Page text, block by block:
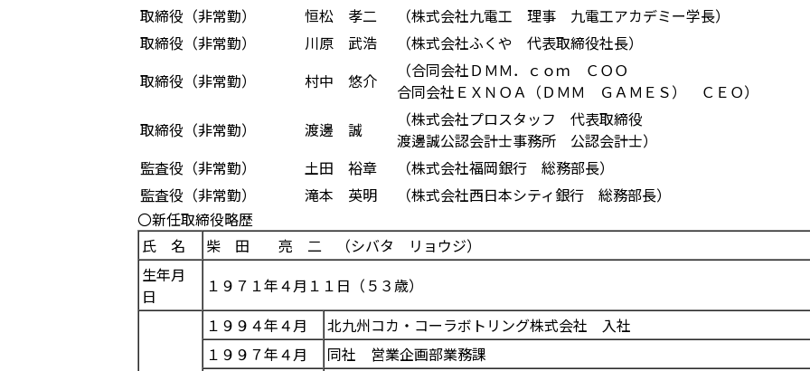
取締役（非常勤）
恒松 孝二
（株式会社九電工 理事 九電工アカデミー学長）
取締役（非常勤）
川原 武浩
（株式会社ふくや 代表取締役社長）
取締役（非常勤）
村中 悠介
（合同会社ＤＭＭ．ｃｏｍ ＣＯＯ
合同会社ＥＸＮＯＡ（ＤＭＭ ＧＡＭＥＳ） ＣＥＯ）
取締役（非常勤）
渡邊 誠
（株式会社プロスタッフ 代表取締役
渡邊誠公認会計士事務所 公認会計士）
監査役（非常勤）
土田 裕章
（株式会社福岡銀行 総務部長）
監査役（非常勤）
滝本 英明
（株式会社西日本シティ銀行 総務部長）
〇新任取締役略歴
氏 名
柴 田 亮 二 （シバタ リョウジ）
生年月
日
１９７１年４月１１日（５３歳）
１９９４年４月
北九州コカ・コーラボトリング株式会社 入社
１９９７年４月
同社 営業企画部業務課